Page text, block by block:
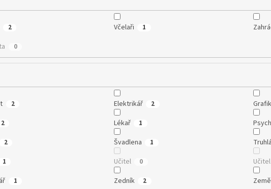
2 Včelaři 1
0
2 Elektrikář 2 Grafik
2 Lékař 1
2 Švadlena 1
1 Učitel 0
1 Zedník 2